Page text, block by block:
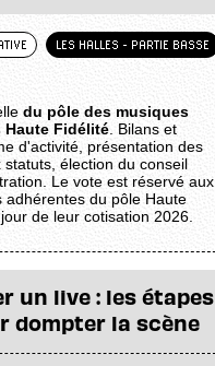
LES HALLES - PARTIE BASSE
du pôle des musiques
Haute Fidélité. Bilans et
d'activité, présentation des
statuts, élection du conseil
Le vote est réservé aux
adhérentes du pôle Haute
de leur cotisation 2026.
un live : les étapes
dompter la scène